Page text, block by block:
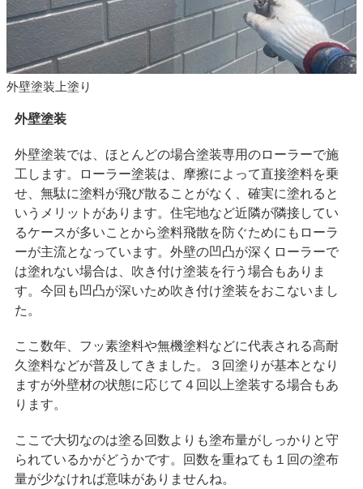
外壁塗装上塗り
外壁塗装
外壁塗装では、ほとんどの場合塗装専用のローラーで施
工します。ローラー塗装は、摩擦によって直接塗料を乗
せ、無駄に塗料が飛び散ることがなく、確実に塗れると
いうメリットがあります。住宅地など近隣が隣接してい
るケースが多いことから塗料飛散を防ぐためにもローラ
ーが主流となっています。外壁の凹凸が深くローラーで
は塗れない場合は、吹き付け塗装を行う場合もありま
す。今回も凹凸が深いため吹き付け塗装をおこないまし
た。
ここ数年、フッ素塗料や無機塗料などに代表される高耐
久塗料などが普及してきました。３回塗りが基本となり
ますが外壁材の状態に応じて４回以上塗装する場合もあ
ります。
ここで大切なのは塗る回数よりも塗布量がしっかりと守
られているかがどうかです。回数を重ねても１回の塗布
量が少なければ意味がありませんね。